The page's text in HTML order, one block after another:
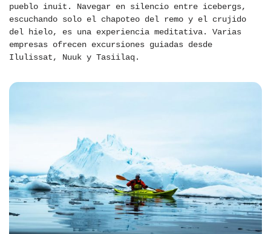
pueblo inuit. Navegar en silencio entre icebergs,
escuchando solo el chapoteo del remo y el crujido
del hielo, es una experiencia meditativa. Varias
empresas ofrecen excursiones guiadas desde
Ilulissat, Nuuk y Tasiilaq.